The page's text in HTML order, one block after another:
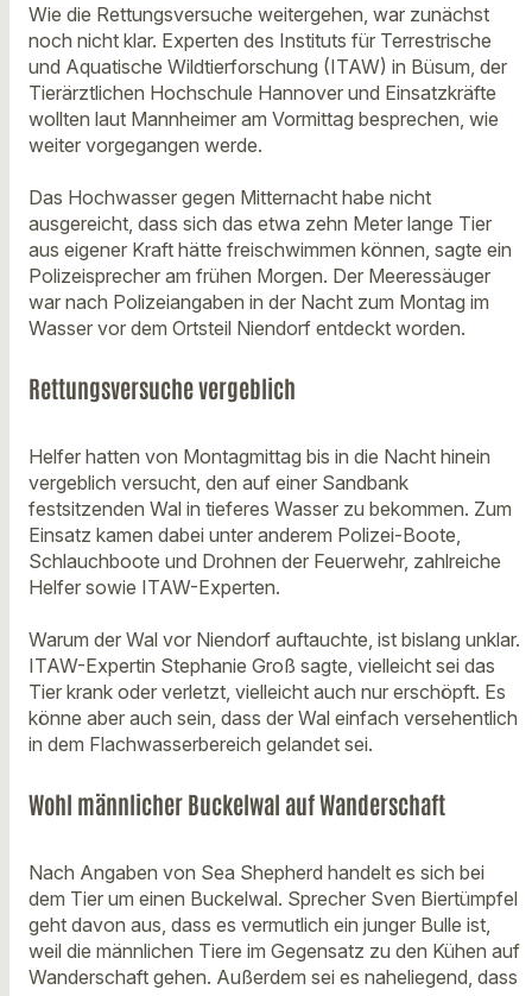
Wie die Rettungsversuche weitergehen, war zunächst
noch nicht klar. Experten des Instituts für Terrestrische
und Aquatische Wildtierforschung (ITAW) in Büsum, der
Tierärztlichen Hochschule Hannover und Einsatzkräfte
wollten laut Mannheimer am Vormittag besprechen, wie
weiter vorgegangen werde.
Das Hochwasser gegen Mitternacht habe nicht
ausgereicht, dass sich das etwa zehn Meter lange Tier
aus eigener Kraft hätte freischwimmen können, sagte ein
Polizeisprecher am frühen Morgen. Der Meeressäuger
war nach Polizeiangaben in der Nacht zum Montag im
Wasser vor dem Ortsteil Niendorf entdeckt worden.
Rettungsversuche vergeblich
Helfer hatten von Montagmittag bis in die Nacht hinein
vergeblich versucht, den auf einer Sandbank
festsitzenden Wal in tieferes Wasser zu bekommen. Zum
Einsatz kamen dabei unter anderem Polizei-Boote,
Schlauchboote und Drohnen der Feuerwehr, zahlreiche
Helfer sowie ITAW-Experten.
Warum der Wal vor Niendorf auftauchte, ist bislang unklar.
ITAW-Expertin Stephanie Groß sagte, vielleicht sei das
Tier krank oder verletzt, vielleicht auch nur erschöpft. Es
könne aber auch sein, dass der Wal einfach versehentlich
in dem Flachwasserbereich gelandet sei.
Wohl männlicher Buckelwal auf Wanderschaft
Nach Angaben von Sea Shepherd handelt es sich bei
dem Tier um einen Buckelwal. Sprecher Sven Biertümpfel
geht davon aus, dass es vermutlich ein junger Bulle ist,
weil die männlichen Tiere im Gegensatz zu den Kühen auf
Wanderschaft gehen. Außerdem sei es naheliegend, dass